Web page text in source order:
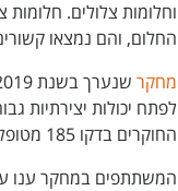
וחלומות צלולים.
החלום, והם נמצאו
מחקר
לפתח יכולות יצירתיות
החוקרים בדקו 185 מטופלים עם נרקולפסיה ו-126 מטופלים בריאים.
המשתתפים במחקר ענו